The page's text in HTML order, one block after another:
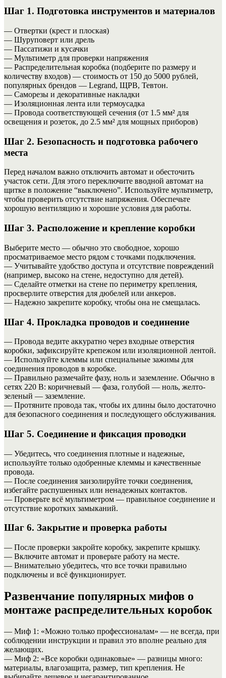
Шаг 1. Подготовка инструментов и материалов
— Отвертки (крест и плоская)
— Шуруповерт или дрель
— Пассатижи и кусачки
— Мультиметр для проверки напряжения
— Распределительная коробка (подберите по размеру и
количеству входов) — стоимость от 150 до 5000 рублей,
популярных брендов — Legrand, ЩРВ, Тевтон.
— Саморезы и декоративные накладки
— Изоляционная лента или термоусадка
— Провода соответствующей сечения (от 1.5 мм² для
освещения и розеток, до 2.5 мм² для мощных приборов)
Шаг 2. Безопасность и подготовка рабочего
места
Перед началом важно отключить автомат и обесточить
участок сети. Для этого переключите вводной автомат на
щитке в положение “выключено”. Используйте мультиметр,
чтобы проверить отсутствие напряжения. Обеспечьте
хорошую вентиляцию и хорошие условия для работы.
Шаг 3. Расположение и крепление коробки
Выберите место — обычно это свободное, хорошо
просматриваемое место рядом с точками подключения.
— Учитывайте удобство доступа и отсутствие повреждений
(например, высоко на стене, недоступно для детей).
— Сделайте отметки на стене по периметру крепления,
просверлите отверстия для дюбелей или анкеров.
— Надежно закрепите коробку, чтобы она не смещалась.
Шаг 4. Прокладка проводов и соединение
— Провода ведите аккуратно через входные отверстия
коробки, зафиксируйте крепежом или изоляционной лентой.
— Используйте клеммы или специальные зажимы для
соединения проводов в коробке.
— Правильно размечайте фазу, ноль и заземление. Обычно в
сетях 220 В: коричневый — фаза, голубой — ноль, желто-
зеленый — заземление.
— Протяните провода так, чтобы их длины было достаточно
для безопасного соединения и последующего обслуживания.
Шаг 5. Соединение и фиксация проводки
— Убедитесь, что соединения плотные и надежные,
используйте только одобренные клеммы и качественные
провода.
— После соединения заизолируйте точки соединения,
избегайте распушенных или ненадежных контактов.
— Проверьте всё мультиметром — правильное соединение и
отсутствие коротких замыканий.
Шаг 6. Закрытие и проверка работы
— После проверки закройте коробку, закрепите крышку.
— Включите автомат и проверьте работу на месте.
— Внимательно убедитесь, что все точки правильно
подключены и всё функционирует.
Развенчание популярных мифов о
монтаже распределительных коробок
— Миф 1: «Можно только профессионалам» — не всегда, при
соблюдении инструкции и правил это вполне реально для
желающих.
— Миф 2: «Все коробки одинаковые» — разницы много:
материалы, влагозащита, размер, тип крепления. Не